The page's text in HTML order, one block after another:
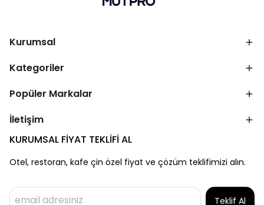
Kurumsal
Kategoriler
Popüler Markalar
İletişim
KURUMSAL FİYAT TEKLİFİ AL
Otel, restoran, kafe çin özel fiyat ve çözüm teklifimizi alın.
Teklif Al